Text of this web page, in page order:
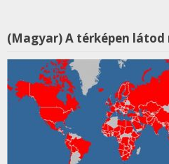
(Magyar) A térképen